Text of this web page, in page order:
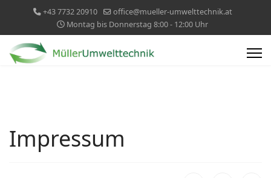
+43 7732 20910
office@mueller-umwelttechnik.at
Montag bis Donnerstag 8:00 - 12:00 Uhr
Impressum